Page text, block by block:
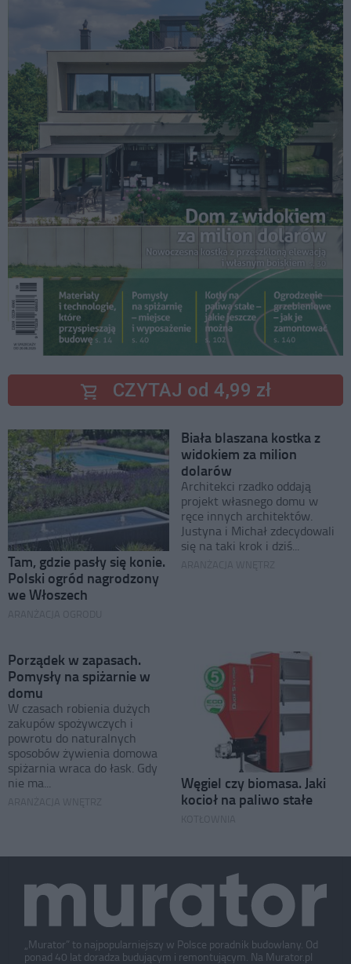
CZYTAJ od 4,99 zł
Tam, gdzie pasły się konie.
Polski ogród nagrodzony
we Włoszech
Biała blaszana kostka z
widokiem za milion
dolarów
Architekci rzadko oddają
projekt własnego domu w
ręce innych architektów.
Justyna i Michał zdecydowali
się na taki krok i dziś...
Porządek w zapasach.
Pomysły na spiżarnie w
domu
W czasach robienia dużych
zakupów spożywczych i
powrotu do naturalnych
sposobów żywienia domowa
spiżarnia wraca do łask. Gdy
nie ma...
Węgiel czy biomasa. Jaki
kocioł na paliwo stałe
„Murator” to najpopularniejszy w Polsce poradnik budowlany. Od
ponad 40 lat doradza budującym i remontującym. Na Murator.pl